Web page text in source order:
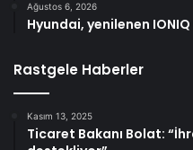
Ağustos 6, 2026
Hyundai, yenilenen IONIQ
Rastgele Haberler
Kasım 13, 2025
Ticaret Bakanı Bolat: